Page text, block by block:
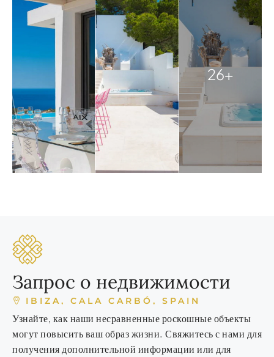
26+
Запрос о недвижимости
IBIZA, CALA CARBÓ, SPAIN
Узнайте, как наши несравненные роскошные объекты
могут повысить ваш образ жизни. Свяжитесь с нами для
получения дополнительной информации или для